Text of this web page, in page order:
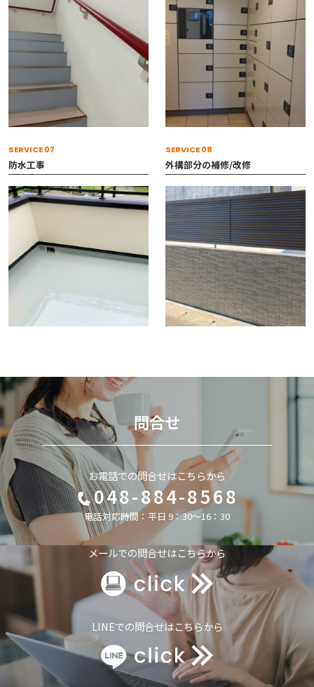
SERVICE 07
防水工事
SERVICE 08
外構部分の補修/改修
問合せ
お電話での問合せはこちらから
048-884-8568
電話対応時間：平日 9：30～16：30
メールでの問合せはこちらから
LINEでの問合せはこちらから